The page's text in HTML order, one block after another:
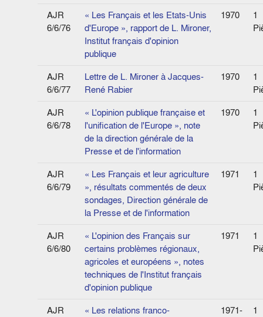
AJR
6/6/76
« Les Français et les Etats-Unis
d'Europe », rapport de L. Mironer,
Institut français d'opinion
publique
1970
1
AJR
6/6/77
Lettre de L. Mironer à Jacques-
René Rabier
1970
1
AJR
6/6/78
« L'opinion publique française et
l'unification de l'Europe », note
de la direction générale de la
Presse et de l'information
1970
1
AJR
6/6/79
« Les Français et leur agriculture
», résultats commentés de deux
sondages, Direction générale de
la Presse et de l'information
1971
1
AJR
6/6/80
« L'opinion des Français sur
certains problèmes régionaux,
agricoles et européens », notes
techniques de l'Institut français
d'opinion publique
1971
1
AJR « Les relations franco- 1971- 1